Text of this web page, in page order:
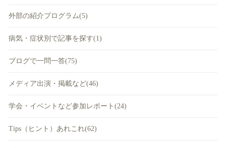
外部の紹介プログラム(5)
病気・症状別で記事を探す(1)
ブログで一問一答(75)
メディア出演・掲載など(46)
学会・イベントなど参加レポート(24)
Tips（ヒント）あれこれ(62)